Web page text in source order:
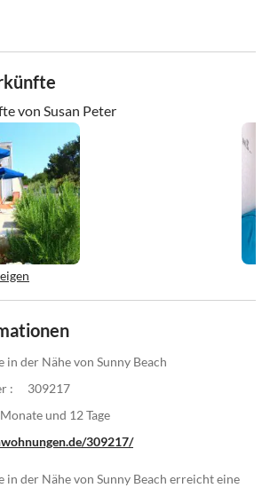
von Susan Peter
der Nähe von Sunny Beach
:
309217
und 12 Tage
309217/
der Nähe von Sunny Beach erreicht eine